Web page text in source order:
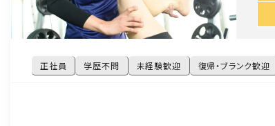
正社員 学歴不問 未経験歓迎 復帰・ブランク歓迎